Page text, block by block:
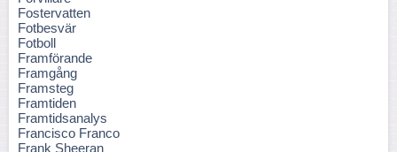
Fostervatten
Fotbesvär
Fotboll
Framförande
Framgång
Framsteg
Framtiden
Framtidsanalys
Francisco Franco
Frank Sheeran